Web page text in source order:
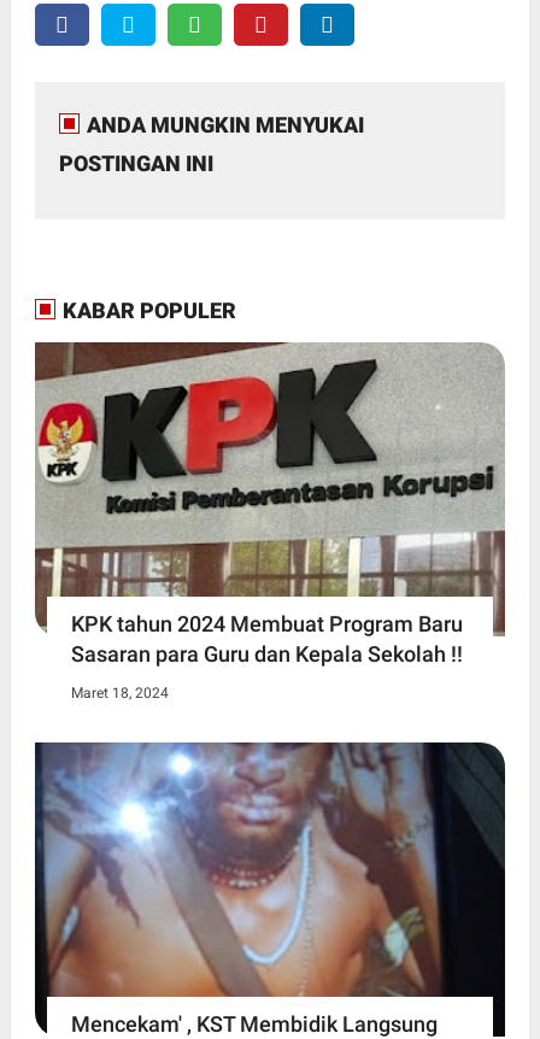
ANDA MUNGKIN MENYUKAI
POSTINGAN INI
KABAR POPULER
KPK tahun 2024 Membuat Program Baru
Sasaran para Guru dan Kepala Sekolah !!
Maret 18, 2024
Mencekam' , KST Membidik Langsung